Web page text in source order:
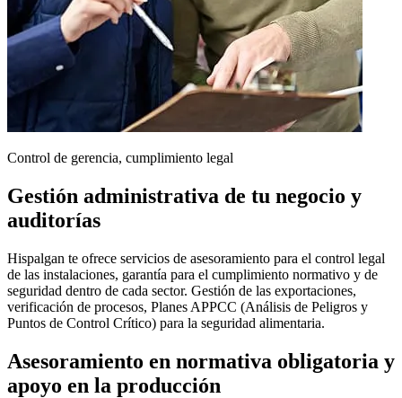
Control de gerencia, cumplimiento legal
Gestión administrativa de tu negocio y
auditorías
Hispalgan te ofrece servicios de asesoramiento para el control legal
de las instalaciones, garantía para el cumplimiento normativo y de
seguridad dentro de cada sector. Gestión de las exportaciones,
verificación de procesos, Planes APPCC (Análisis de Peligros y
Puntos de Control Crítico) para la seguridad alimentaria.
Asesoramiento en normativa obligatoria y
apoyo en la producción